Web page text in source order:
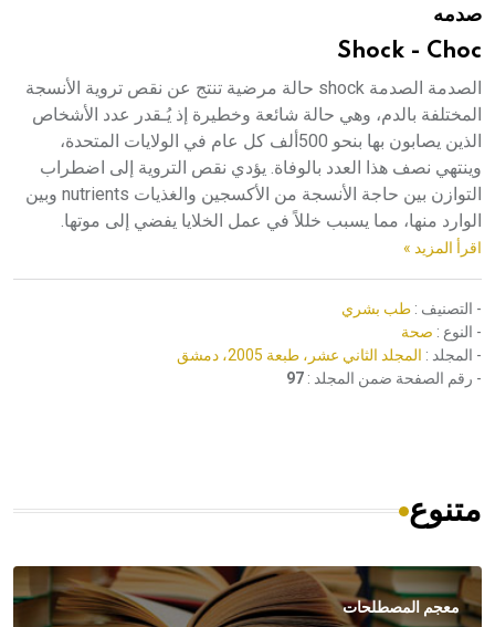
صدمه
Shock - Choc
الصدمة الصدمة shock حالة مرضية تنتج عن نقص تروية الأنسجة
المختلفة بالدم، وهي حالة شائعة وخطيرة إذ يُـقدر عدد الأشخاص
الذين يصابون بها بنحو 500ألف كل عام في الولايات المتحدة،
وينتهي نصف هذا العدد بالوفاة. يؤدي نقص التروية إلى اضطراب
التوازن بين حاجة الأنسجة من الأكسجين والغذيات nutrients وبين
الوارد منها، مما يسبب خللاً في عمل الخلايا يفضي إلى موتها.
اقرأ المزيد »
- التصنيف : طب بشري
- النوع : صحة
- المجلد : المجلد الثاني عشر، طبعة 2005، دمشق
- رقم الصفحة ضمن المجلد : 97
متنوع
معجم المصطلحات